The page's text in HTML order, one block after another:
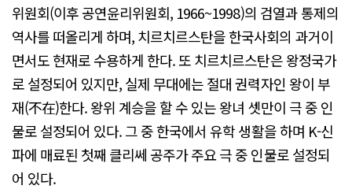
위원회(이후 공연윤리위원회, 1966~1998)의 검열과 통제의
역사를 떠올리게 하며, 치르치르스탄을 한국사회의 과거이
면서도 현재로 수용하게 한다. 또 치르치르스탄은 왕정국가
로 설정되어 있지만, 실제 무대에는 절대 권력자인 왕이 부
재(不在)한다. 왕위 계승을 할 수 있는 왕녀 셋만이 극 중 인
물로 설정되어 있다. 그 중 한국에서 유학 생활을 하며 K-신
파에 매료된 첫째 클리쎄 공주가 주요 극 중 인물로 설정되
어 있다.